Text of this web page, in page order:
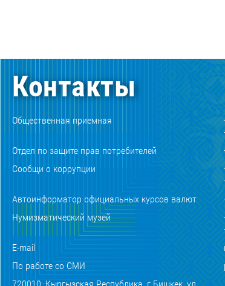
Контакты
Общественная приемная
Отдел по защите прав потребителей
Сообщи о коррупции
Автоинформатор официальных курсов валют
Нумизматический музей
E-mail
По работе со СМИ